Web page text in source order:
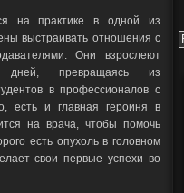
на практике в одной из
выстраивать отношения с
Они взрослеют
дней, превращаясь из
в профессионалов с
и главная героиня в
на врача, чтобы помочь
есть опухоль в головном
свои первые успехи во